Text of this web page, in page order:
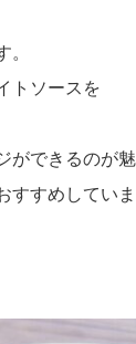
。
トソースを
ができるのが
すすめしてい